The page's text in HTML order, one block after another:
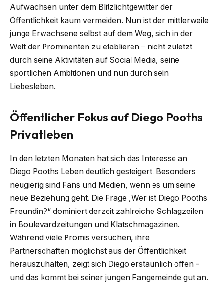
Aufwachsen unter dem Blitzlichtgewitter der
Öffentlichkeit kaum vermeiden. Nun ist der mittlerweile
junge Erwachsene selbst auf dem Weg, sich in der
Welt der Prominenten zu etablieren – nicht zuletzt
durch seine Aktivitäten auf Social Media, seine
sportlichen Ambitionen und nun durch sein
Liebesleben.
Öffentlicher Fokus auf Diego Pooths
Privatleben
In den letzten Monaten hat sich das Interesse an
Diego Pooths Leben deutlich gesteigert. Besonders
neugierig sind Fans und Medien, wenn es um seine
neue Beziehung geht. Die Frage „Wer ist Diego Pooths
Freundin?“ dominiert derzeit zahlreiche Schlagzeilen
in Boulevardzeitungen und Klatschmagazinen.
Während viele Promis versuchen, ihre
Partnerschaften möglichst aus der Öffentlichkeit
herauszuhalten, zeigt sich Diego erstaunlich offen –
und das kommt bei seiner jungen Fangemeinde gut an.